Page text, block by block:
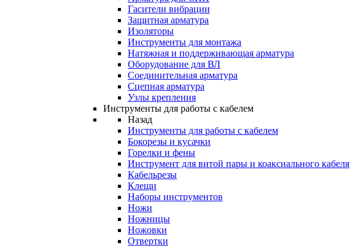
Гасители вибрации
Защитная арматура
Изоляторы
Инструменты для монтажа
Натяжная и поддерживающая арматура
Оборудование для ВЛ
Соединительная арматура
Сцепная арматура
Узлы крепления
Инструменты для работы с кабелем
Назад
Инструменты для работы с кабелем
Бокорезы и кусачки
Горелки и фены
Инструмент для витой пары и коаксиального кабеля
Кабельрезы
Клещи
Наборы инструментов
Ножи
Ножницы
Ножовки
Отвертки